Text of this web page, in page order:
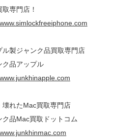
専門店！
ル製ジャンク品買取専門店
ク品アップル
壊れたMac買取専門店
ク品Mac買取ドットコム